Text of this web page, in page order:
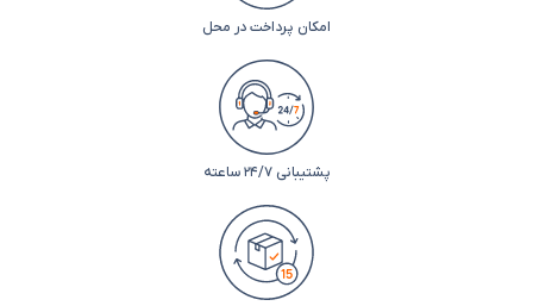
امکان پرداخت در محل
پشتیبانی ۲۴/۷ ساعته